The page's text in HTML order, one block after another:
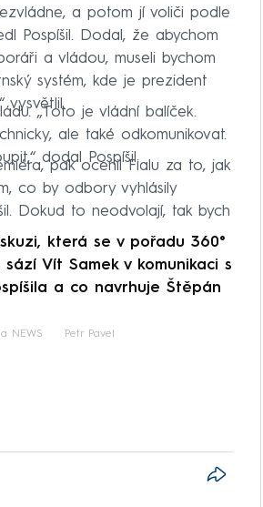
a potom jí voliči podle
Pospíšil. Dodal, že abychom
a vládou, museli bychom
systém, kde je prezident
vysvětlil.
„Toto je vládní balíček.
ale také odkomunikovat.
dodal Pospíšil.
pak ocenil Fialu za to, jak
co by odbory vyhlásily
Dokud to neodvolají, tak bych
která se v pořadu 360°
Vít Samek v komunikaci s
a co navrhuje Štěpán
NEWS Petr Pavel